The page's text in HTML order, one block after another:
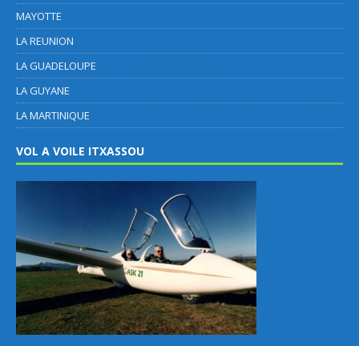
MAYOTTE
LA REUNION
LA GUADELOUPE
LA GUYANE
LA MARTINIQUE
VOL A VOILE ITXASSOU